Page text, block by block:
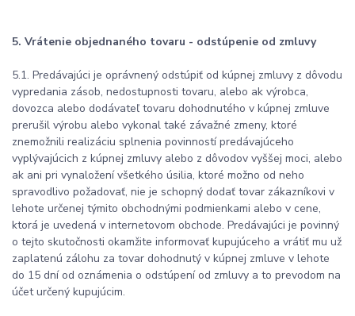
5. Vrátenie objednaného tovaru - odstúpenie od zmluvy
5.1. Predávajúci je oprávnený odstúpiť od kúpnej zmluvy z dôvodu
vypredania zásob, nedostupnosti tovaru, alebo ak výrobca,
dovozca alebo dodávateľ tovaru dohodnutého v kúpnej zmluve
prerušil výrobu alebo vykonal také závažné zmeny, ktoré
znemožnili realizáciu splnenia povinností predávajúceho
vyplývajúcich z kúpnej zmluvy alebo z dôvodov vyššej moci, alebo
ak ani pri vynaložení všetkého úsilia, ktoré možno od neho
spravodlivo požadovať, nie je schopný dodať tovar zákazníkovi v
lehote určenej týmito obchodnými podmienkami alebo v cene,
ktorá je uvedená v internetovom obchode. Predávajúci je povinný
o tejto skutočnosti okamžite informovať kupujúceho a vrátiť mu už
zaplatenú zálohu za tovar dohodnutý v kúpnej zmluve v lehote
do 15 dní od oznámenia o odstúpení od zmluvy a to prevodom na
účet určený kupujúcim.